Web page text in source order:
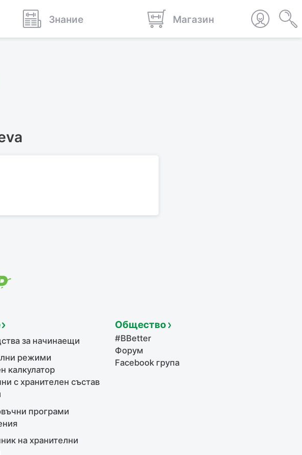
Знание Магазин
за начинаещи
режими
калкулатор
с хранителен състав
програми
на хранителни
Общество
#BBetter
Форум
Facebook група